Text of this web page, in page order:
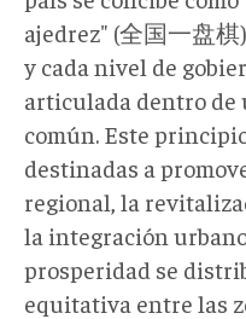
ajedrez" (全国一盘棋
y cada nivel de
articulada dentro de
común. Este
destinadas a
regional, la
la integración
prosperidad se
equitativa entre las